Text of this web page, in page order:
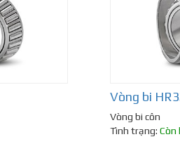
Vòng bi
Vòng bi côn
Tình trạng: Còn